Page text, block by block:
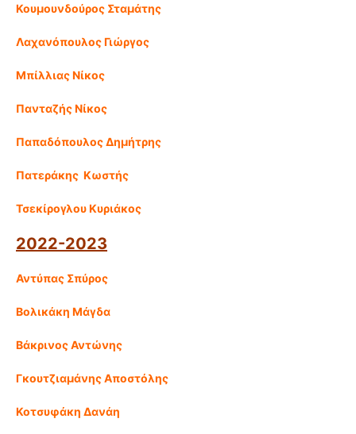
Κουμουνδούρος Σταμάτης
Λαχανόπουλος Γιώργος
Μπίλλιας Νίκος
Πανταζής Νίκος
Παπαδόπουλος Δημήτρης
Πατεράκης Κωστής
Τσεκίρογλου Κυριάκος
2022-2023
Αντύπας Σπύρος
Βολικάκη Μάγδα
Βάκρινος Αντώνης
Γκουτζιαμάνης Αποστόλης
Κοτσυφάκη Δανάη